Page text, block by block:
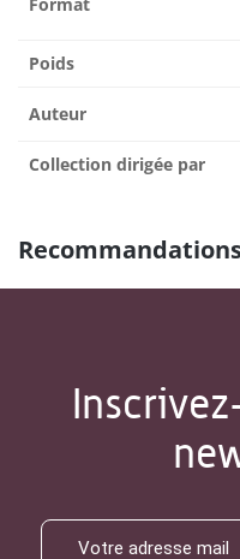
Poids
Auteur
Collection dirigée par